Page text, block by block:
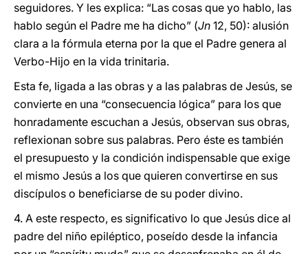
seguidores. Y les explica: “Las cosas que yo hablo, las
hablo según el Padre me ha dicho” (Jn 12, 50): alusión
clara a la fórmula eterna por la que el Padre genera al
Verbo-Hijo en la vida trinitaria.
Esta fe, ligada a las obras y a las palabras de Jesús, se
convierte en una “consecuencia lógica” para los que
honradamente escuchan a Jesús, observan sus obras,
reflexionan sobre sus palabras. Pero éste es también
el presupuesto y la condición indispensable que exige
el mismo Jesús a los que quieren convertirse en sus
discípulos o beneficiarse de su poder divino.
4. A este respecto, es significativo lo que Jesús dice al
padre del niño epiléptico, poseído desde la infancia